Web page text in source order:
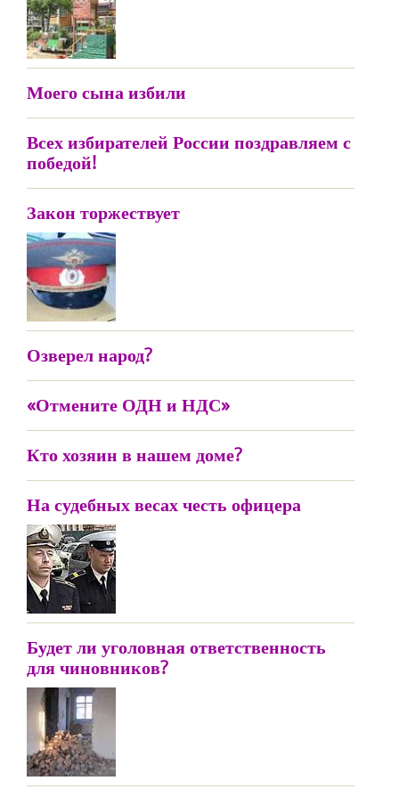
Моего сына избили
Всех избирателей России поздравляем с
победой!
Закон торжествует
Озверел народ?
«Отмените ОДН и НДС»
Кто хозяин в нашем доме?
На судебных весах честь офицера
Будет ли уголовная ответственность
для чиновников?